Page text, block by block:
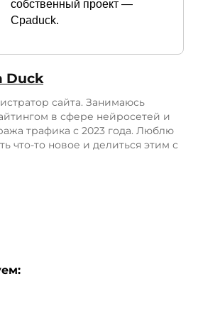
собственный проект —
Cpaduck.
Duck
сайта. Занимаюсь
в сфере нейросетей и
трафика с 2023 года. Люблю
что-то новое и делиться этим с